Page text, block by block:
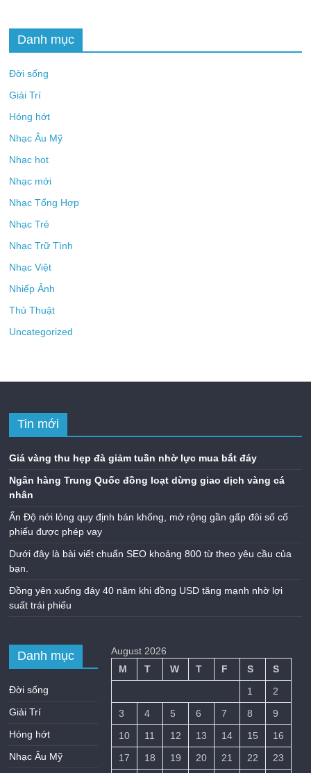
Danh mục
Đời sống
Giải Trí
Hóng hớt
Nhạc Âu Mỹ
Nhạc hot
Nhạc mới
Nhạc Tổng Hợp
Nhạc Trẻ
Nhạc Trữ Tình
Nhạc Việt
Nhiếp Ảnh
Thủ Thuật
Uncategorized
Tin mới
Giá vàng thu hẹp đà giảm tuần nhờ lực mua bắt đáy
Ngân hàng Trung Quốc đồng loạt dừng giao dịch vàng cá
nhân
Ấn Độ nới lỏng quy định bán khống, mở rộng gần gấp đôi số cổ
phiếu được phép vay
Dưới đây là bài viết chuẩn SEO khoảng 800 từ theo yêu cầu của
bạn.
Đồng yên xuống đáy 40 năm khi đồng USD tăng mạnh nhờ lợi
suất trái phiếu
Danh mục
Đời sống
Giải Trí
Hóng hớt
Nhạc Âu Mỹ
August 2026
M
T W T F S
S
1
2
3
4 5 6 7 8
9
10
11 12 13 14 15
16
17
18 19 20 21 22 23